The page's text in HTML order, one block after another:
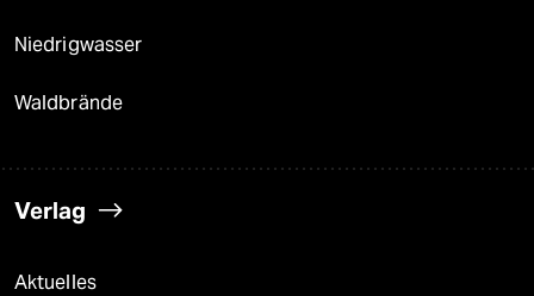
Niedrigwasser
Waldbrände
Verlag
Aktuelles